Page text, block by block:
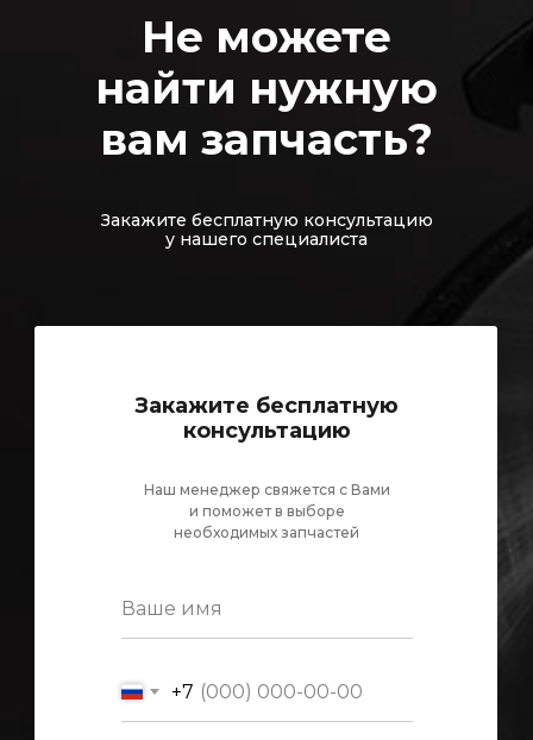
Не можете
найти нужную
вам запчасть?
Закажите бесплатную консультацию
у нашего специалиста
+7
Закажите бесплатную
консультацию
Наш менеджер свяжется с Вами
и поможет в выборе
необходимых запчастей